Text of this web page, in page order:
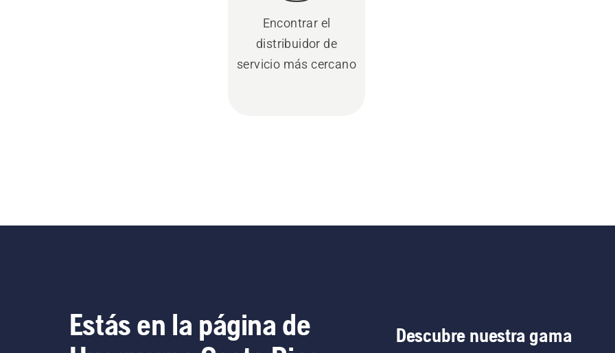
Encontrar el
distribuidor de
servicio más cercano
Estás en la página de
Descubre nuestra gama